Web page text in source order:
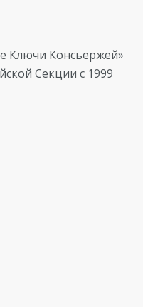
Ключи Консьержей»
Секции с 1999